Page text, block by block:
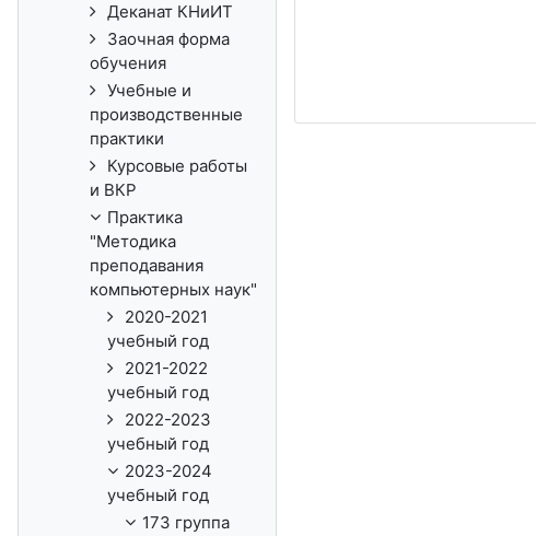
Деканат КНиИТ
Заочная форма
обучения
Учебные и
производственные
практики
Курсовые работы
и ВКР
Практика
"Методика
преподавания
компьютерных наук"
2020-2021
учебный год
2021-2022
учебный год
2022-2023
учебный год
2023-2024
учебный год
173 группа